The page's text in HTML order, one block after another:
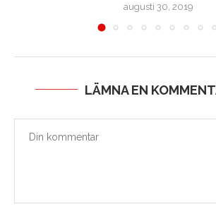
augusti 30, 2019
LÄMNA EN